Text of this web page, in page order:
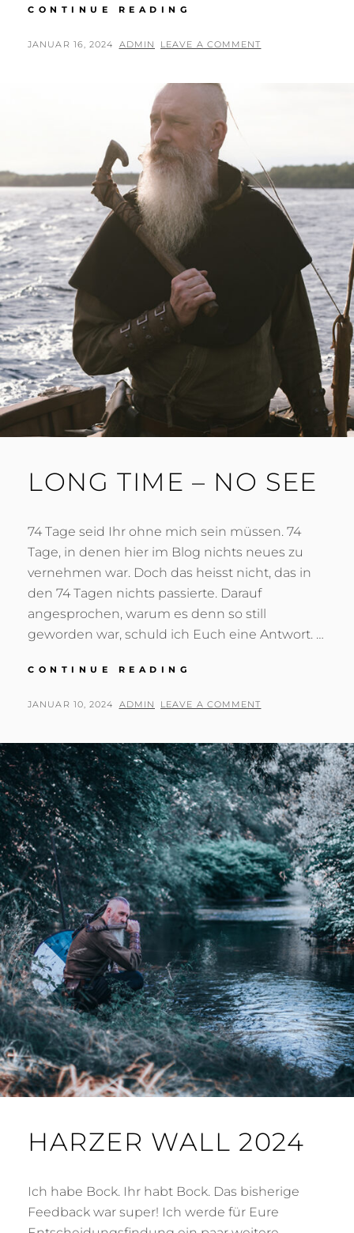
CONTINUE READING
DER
POSTED
JANUAR 16, 2024 BY
ADMIN LEAVE A COMMENT
LONG TIME – NO SEE
74 Tage seid Ihr ohne mich sein müssen. 74
Tage, in denen hier im Blog nichts neues zu
vernehmen war. Doch das heisst nicht, das in
den 74 Tagen nichts passierte. Darauf
angesprochen, warum es denn so still
geworden war, schuld ich Euch eine Antwort. …
CONTINUE READING
–
POSTED
JANUAR 10, 2024 BY
ADMIN LEAVE A COMMENT
HARZER WALL 2024
Ich habe Bock. Ihr habt Bock. Das bisherige
Feedback war super! Ich werde für Eure